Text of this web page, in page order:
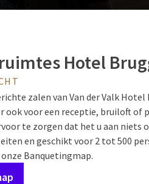
Hotel
zalen van Van der Valk
ook voor een receptie, bruiloft of
te zorgen dat het u aan
en geschikt voor 2 tot 500
Banquetingmap.